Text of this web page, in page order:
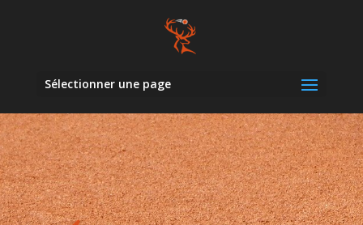
Sélectionner une page